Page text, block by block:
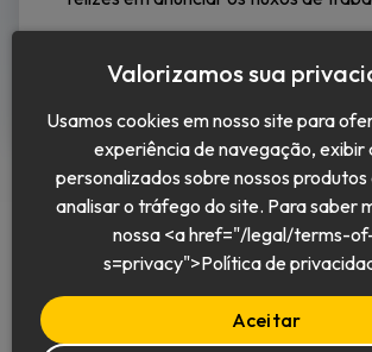
Continuar a leitura
Português (BR)
Valorizamos sua
Usamos cookies em nosso site para
experiência de navegação, exibir
personalizados sobre nossos
analisar o tráfego do site. Para saber
nossa <a href="/legal/terms-
s=privacy">Política de
Aceitar